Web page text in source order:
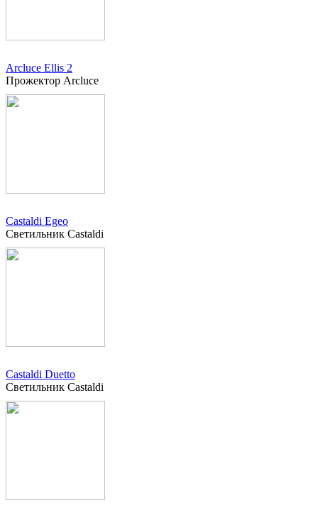
Arcluce Ellis 2
Прожектор Arcluce
Castaldi Egeo
Светильник Castaldi
Castaldi Duetto
Светильник Castaldi